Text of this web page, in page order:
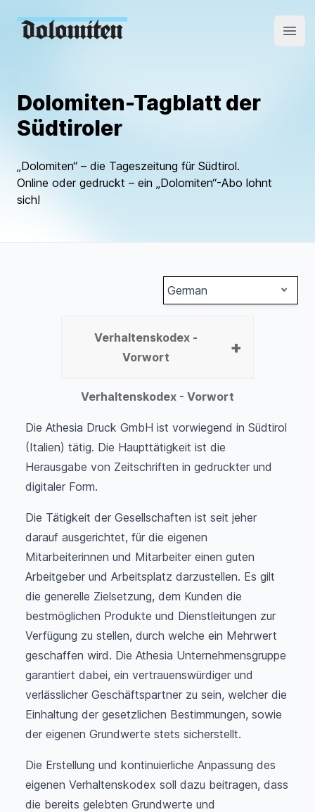
Dolomiten-Tagblatt der
Südtiroler
„Dolomiten“ – die Tageszeitung für Südtirol.
Online oder gedruckt – ein „Dolomiten“-Abo lohnt
sich!
German
Verhaltenskodex -
Vorwort
Verhaltenskodex - Vorwort
Die Athesia Druck GmbH ist vorwiegend in Südtirol
(Italien) tätig. Die Haupttätigkeit ist die
Herausgabe von Zeitschriften in gedruckter und
digitaler Form.
Die Tätigkeit der Gesellschaften ist seit jeher
darauf ausgerichtet, für die eigenen
Mitarbeiterinnen und Mitarbeiter einen guten
Arbeitgeber und Arbeitsplatz darzustellen. Es gilt
die generelle Zielsetzung, dem Kunden die
bestmöglichen Produkte und Dienstleitungen zur
Verfügung zu stellen, durch welche ein Mehrwert
geschaffen wird. Die Athesia Unternehmensgruppe
garantiert dabei, ein vertrauenswürdiger und
verlässlicher Geschäftspartner zu sein, welcher die
Einhaltung der gesetzlichen Bestimmungen, sowie
der eigenen Grundwerte stets sicherstellt.
Die Erstellung und kontinuierliche Anpassung des
eigenen Verhaltenskodex soll dazu beitragen, dass
die bereits gelebten Grundwerte und